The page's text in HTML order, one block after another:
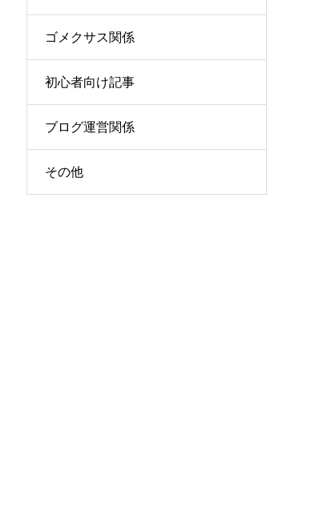
ゴメクサス関係
初心者向け記事
ブログ運営関係
その他